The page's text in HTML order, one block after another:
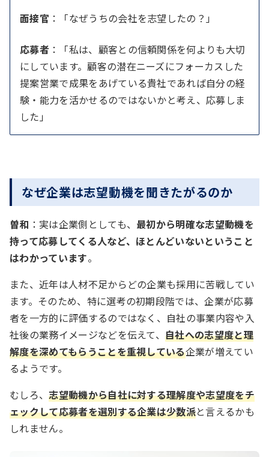
面接官 ：「なぜうちの会社を志望したの？」
応募者：「私は、顧客との信頼関係を何よりも大切
にしています。顧客の潜在ニーズにフォーカスした
提案営業で成果をあげている貴社であれば自分の経
験・能力を活かせるのではないかと考え、応募しま
した」
なぜ企業は志望動機を聞きたがるのか
曽和 ：実は企業側としても、 最初から明確な志望動機を
持って応募してくる人など、ほとんどいないということ
はわかっています。
また、近年は人材不足からどの企業も採用に苦戦してい
ます。そのため、特に選考の初期段階では、企業が応募
者を一方的に評価するのではなく、自社の事業内容や入
社後の業務イメージなどを伝えて、自社への志望度と理
解度を深めてもらうことを重視している企業が増えてい
るようです。
むしろ、志望動機から自社に対する理解度や志望度をチ
ェックして応募者を選別する企業は少数派と言えるかも
しれません。